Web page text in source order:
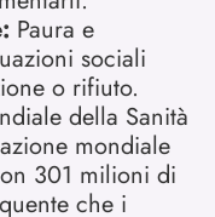
Paura e
sociali
o rifiuto.
della Sanità
mondiale
301 milioni di
che i